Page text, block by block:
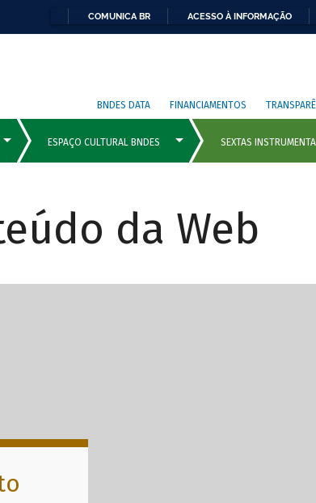
COMUNICA BR ACESSO À INFORMAÇÃO
BNDES DATA FINANCIAMENTOS
da Web
com